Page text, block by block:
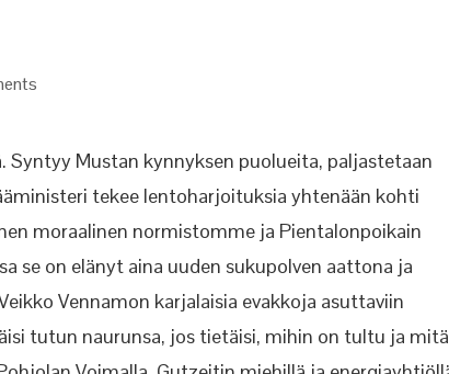
Mustan kynnyksen puolueita, paljastetaan
tekee lentoharjoituksia yhtenään kohti
moraalinen normistomme ja Pientalonpoikain
se on elänyt aina uuden sukupolven aattona ja
Vennamon karjalaisia evakkoja asuttaviin
tutun naurunsa, jos tietäisi, mihin on tultu ja mitä